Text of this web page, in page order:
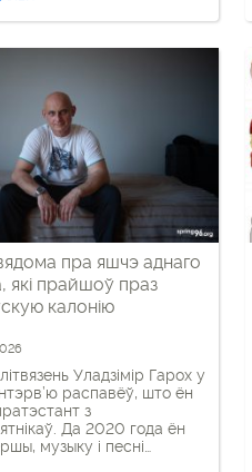
This led to administrative
under Article 19.11 of the
пра яшчэ аднаго
які прайшоў праз
калонію
Уладзімір Гарох у
распавёў, што ён
з
Да 2020 года ён
музыку і песні